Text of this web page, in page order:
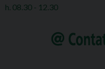
h. 08.30 - 12.30